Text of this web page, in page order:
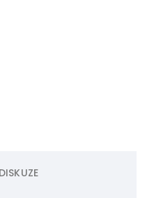
DISKUZE